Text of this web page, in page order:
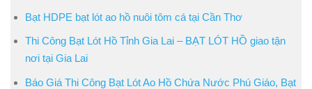
Bạt HDPE bạt lót ao hồ nuôi tôm cá tại Cần Thơ
Thi Công Bạt Lót Hồ Tỉnh Gia Lai – BẠT LÓT HỒ giao tận
nơi tại Gia Lai
Báo Giá Thi Công Bạt Lót Ao Hồ Chứa Nước Phú Giáo, Bạt